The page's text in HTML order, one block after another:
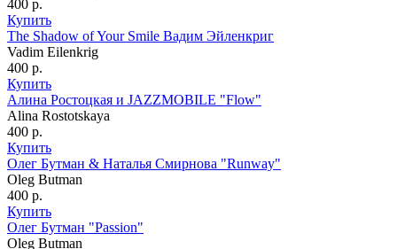
400 р.
Купить
The Shadow of Your Smile Вадим Эйленкриг
Vadim Eilenkrig
400 р.
Купить
Алина Ростоцкая и JAZZMOBILE "Flow"
Alina Rostotskaya
400 р.
Купить
Олег Бутман & Наталья Смирнова "Runway"
Oleg Butman
400 р.
Купить
Олег Бутман "Passion"
Oleg Butman